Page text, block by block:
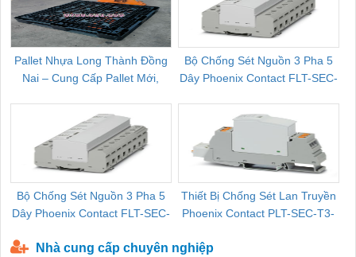
Pallet Nhựa Long Thành Đồng
Nai – Cung Cấp Pallet Mới,
Bộ Chống Sét Nguồn 3 Pha 5
Dây Phoenix Contact FLT-SEC-
Bộ Chống Sét Nguồn 3 Pha 5
Dây Phoenix Contact FLT-SEC-
Thiết Bị Chống Sét Lan Truyền
Phoenix Contact PLT-SEC-T3-
Nhà cung cấp chuyên nghiệp